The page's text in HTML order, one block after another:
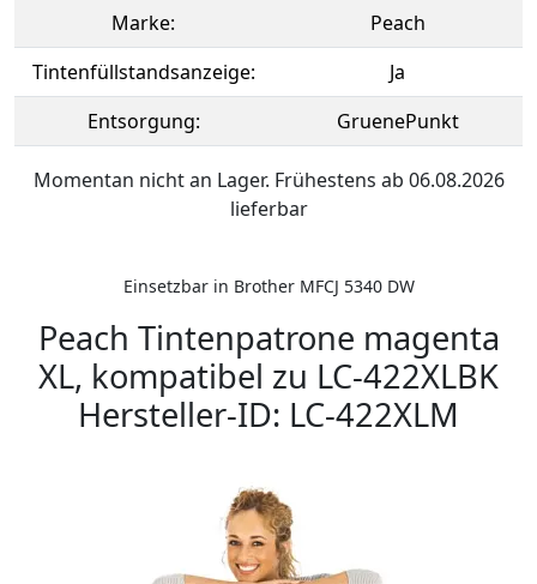
Marke:
Peach
Tintenfüllstandsanzeige:
Ja
Entsorgung:
GruenePunkt
Momentan nicht an Lager. Frühestens ab 06.08.2026
lieferbar
Einsetzbar in Brother MFCJ 5340 DW
Peach Tintenpatrone magenta
XL, kompatibel zu LC-422XLBK
Hersteller-ID: LC-422XLM